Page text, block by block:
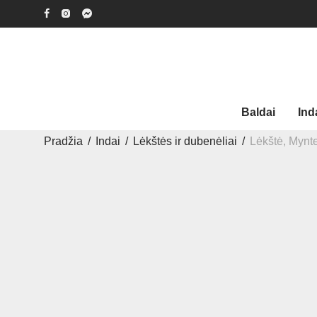
Baldai
Pradžia / Indai / Lėkštės ir dubenėliai / Lėkštė,